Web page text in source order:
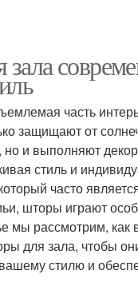
часть
защищают от
но и выполняют
стиль и
часто
шторы играют
мы рассмотрим, как
для зала, чтобы
стилю и